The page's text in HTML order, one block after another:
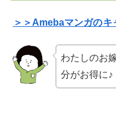
＞＞Amebaマンガのキ
わたしのお
分がお得に♪